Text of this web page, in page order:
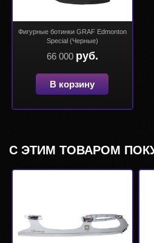
Фигурные ботинки GRAF Edmonton
Special (Черные)
66 000 руб.
В корзину
С ЭТИМ ТОВАРОМ